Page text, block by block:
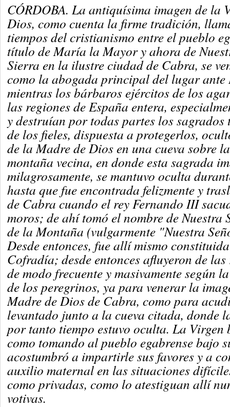
CÓRDOBA. La antiquísima imagen de la
Dios, como cuenta la firme tradición,
tiempos del cristianismo entre el pueblo
título de María la Mayor y ahora de
Sierra en la ilustre ciudad de Cabra, se
como la abogada principal del lugar ante
mientras los bárbaros ejércitos de los
las regiones de España entera,
y destruían por todas partes los sagrados
de los fieles, dispuesta a protegerlos,
de la Madre de Dios en una cueva sobre
montaña vecina, en donde esta sagrada
milagrosamente, se mantuvo oculta
hasta que fue encontrada felizmente y
de Cabra cuando el rey Fernando III
moros; de ahí tomó el nombre de Nuestra
de la Montaña (vulgarmente "Nuestra
Desde entonces, fue allí mismo
Cofradía; desde entonces afluyeron de
de modo frecuente y masivamente según
de los peregrinos, ya para venerar la
Madre de Dios de Cabra, como para
levantado junto a la cueva citada, donde
por tanto tiempo estuvo oculta. La Virgen
como tomando al pueblo egabrense bajo
acostumbró a impartirle sus favores y a
auxilio maternal en las situaciones
como privadas, como lo atestiguan allí
votivas.